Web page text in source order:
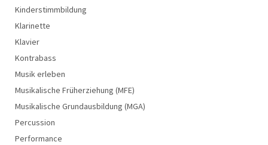
Kinderstimmbildung
Klarinette
Klavier
Kontrabass
Musik erleben
Musikalische Früherziehung (MFE)
Musikalische Grundausbildung (MGA)
Percussion
Performance